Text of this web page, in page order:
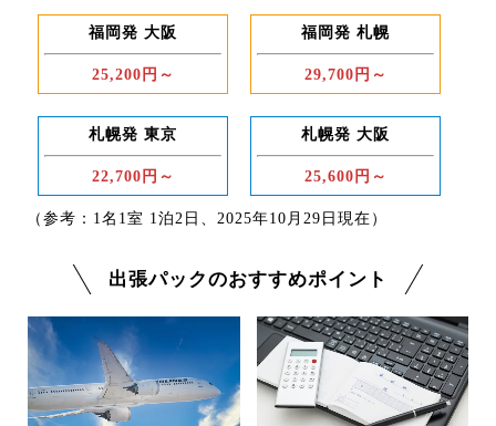
福岡発 大阪
25,200円～
福岡発 札幌
29,700円～
札幌発 東京
22,700円～
札幌発 大阪
25,600円～
（参考：1名1室 1泊2日、2025年10月29日現在）
出張パックのおすすめポイント